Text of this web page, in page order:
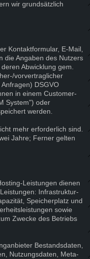
wir grundsätzlich
Kontaktformular, E-Mail,
die Angaben des Nutzers
Abwicklung gem.
vorvertraglicher
DSGVO
in einem Customer-
System") oder
werden.
mehr erforderlich sind.
Jahre; Ferner gelten
Leistungen dienen
Infrastruktur-
Speicherplatz und
sowie
Zwecke des Betriebs
Bestandsdaten,
Nutzungsdaten, Meta-